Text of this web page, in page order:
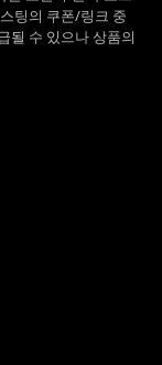
팅의 쿠폰/링크 중
될 수 있으나상품의